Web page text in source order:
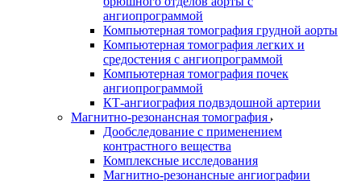
ангиопрограммой
Компьютерная томография грудной аорты
Компьютерная томография легких и
средостения с ангиопрограммой
Компьютерная томография почек
ангиопрограммой
КТ-ангиография подвздошной артерии
Магнитно-резонансная томография
Дообследование с применением
контрастного вещества
Комплексные исследования
Магнитно-резонансные ангиографии